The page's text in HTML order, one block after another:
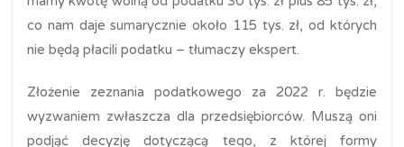
co nam daje sumarycznie około 115 tys. zł, od których
nie będą płacili podatku – tłumaczy ekspert.
Złożenie zeznania podatkowego za 2022 r. będzie
wyzwaniem zwłaszcza dla przedsiębiorców. Muszą oni
podjąć decyzję dotyczącą tego, z której formy